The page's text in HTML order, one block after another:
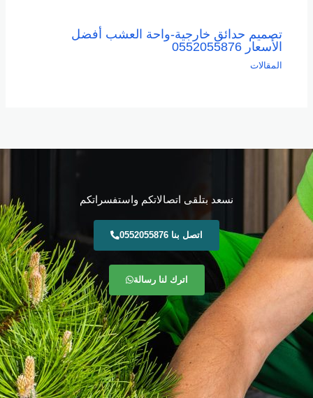
تصميم حدائق خارجية-واحة العشب أفضل
الأسعار 0552055876
المقالات
نسعد بتلقى اتصالاتكم واستفسراتكم
اتصل بنا 0552055876
اترك لنا رسالة